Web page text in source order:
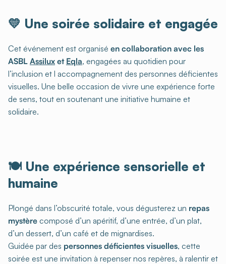
💛 Une soirée solidaire et engagée
Cet événement est organisé en collaboration avec les
ASBL Assilux et Eqla, engagées au quotidien pour
l’inclusion et l accompagnement des personnes déficientes
visuelles. Une belle occasion de vivre une expérience forte
de sens, tout en soutenant une initiative humaine et
solidaire.
🍽️ Une expérience sensorielle et
humaine
Plongé dans l’obscurité totale, vous dégusterez un repas
mystère composé d’un apéritif, d’une entrée, d’un plat,
d’un dessert, d’un café et de mignardises.
Guidée par des personnes déficientes visuelles, cette
soirée est une invitation à repenser nos repères, à ralentir et